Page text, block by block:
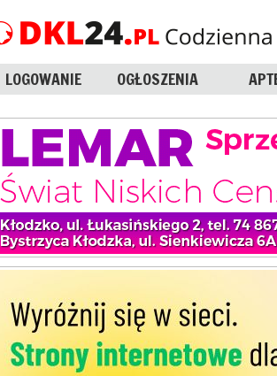
LOGOWANIE OGŁOSZENIA